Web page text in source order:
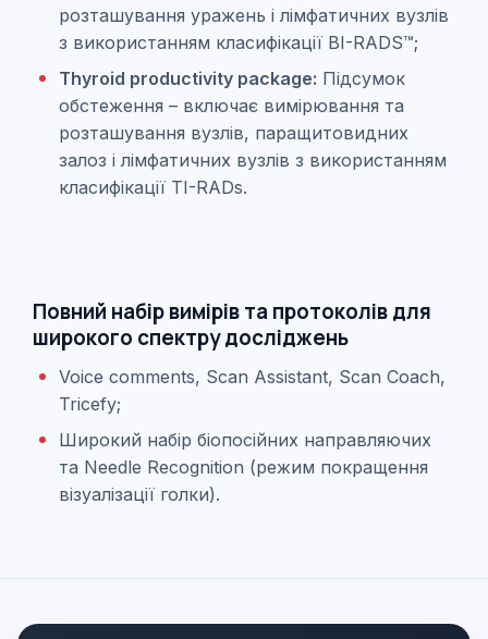
розташування уражень і лімфатичних вузлів
з використанням класифікації BI-RADS™;
Thyroid productivity package: Підсумок
обстеження – включає вимірювання та
розташування вузлів, паращитовидних
залоз і лімфатичних вузлів з використанням
класифікації ТI-RADs.
Повний набір вимірів та протоколів для
широкого спектру досліджень
Voice comments, Scan Assistant, Scan Coach,
Tricefy;
Широкий набір біопосійних направляючих
та Needle Recognition (режим покращення
візуалізації голки).